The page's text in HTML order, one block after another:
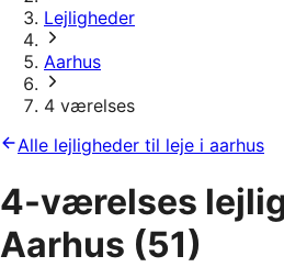
Lejligheder
Aarhus
4 værelses
Alle lejligheder til leje i aarhus
4-værelses
Aarhus (51)